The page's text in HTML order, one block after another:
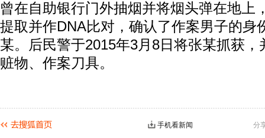
曾在自助银行门外抽烟并将烟头弹在地上
提取并作DNA比对，确认了作案男子的身
某。后民警于2015年3月8日将张某抓获，
赃物、作案刀具。
分
手机看新闻